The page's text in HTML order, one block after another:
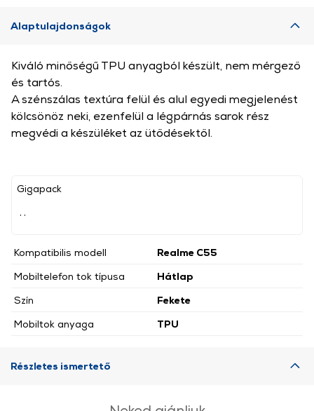
Alaptulajdonságok
Gigapack
Kompatibilis modell
Realme C55
Mobiltelefon tok típusa
Hátlap
Szín
Fekete
Mobiltok anyaga
TPU
Kiváló minőségű TPU anyagból készült, nem mérgező
és tartós.
A szénszálas textúra felül és alul egyedi megjelenést
kölcsönöz neki, ezenfelül a légpárnás sarok rész
megvédi a készüléket az ütődésektől.
Részletes ismertető